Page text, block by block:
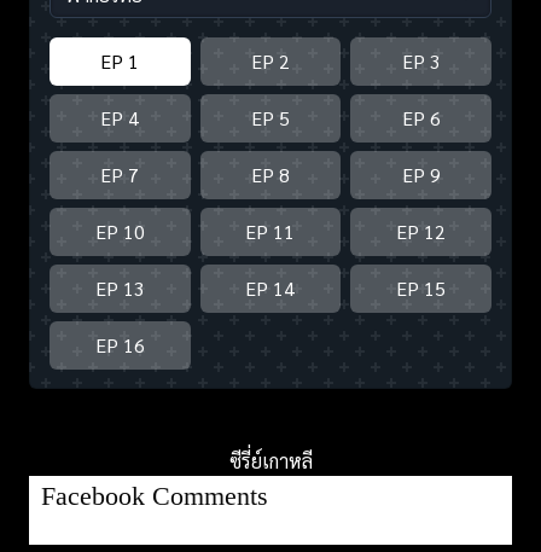
EP 1 EP 2 EP 3
EP 4 EP 5 EP 6
EP 7 EP 8 EP 9
EP 10 EP 11 EP 12
EP 13 EP 14 EP 15
EP 16
ซีรี่ย์เกาหลี
Facebook Comments